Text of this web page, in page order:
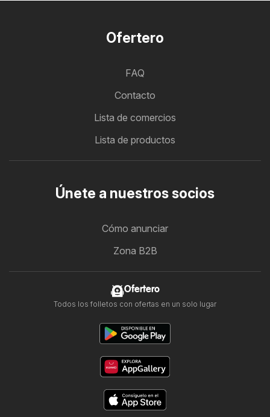
Ofertero
FAQ
Contacto
Lista de comercios
Lista de productos
Únete a nuestros socios
Cómo anunciar
Zona B2B
Ofertero
Todos los folletos con ofertas en un solo lugar